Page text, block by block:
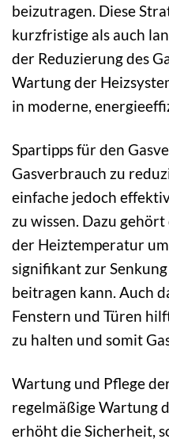
beizutragen. Diese
kurzfristige als auch
der Reduzierung des
Wartung der
in moderne,
Spartipps für den
Gasverbrauch zu
einfache jedoch
zu wissen. Dazu
der Heiztemperatur
signifikant zur
beitragen kann. Auch
Fenstern und Türen
zu halten und somit
Wartung und Pflege
regelmäßige Wartung
erhöht die Sicherheit,